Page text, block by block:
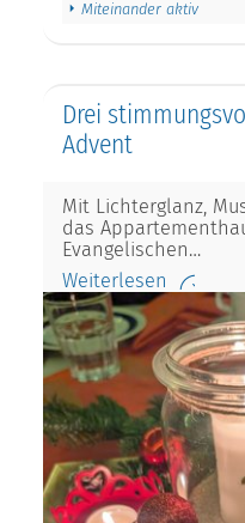
Miteinander aktiv
Drei
Advent
Mit Lichterglanz,
das
Evangelischen…
Weiterlesen